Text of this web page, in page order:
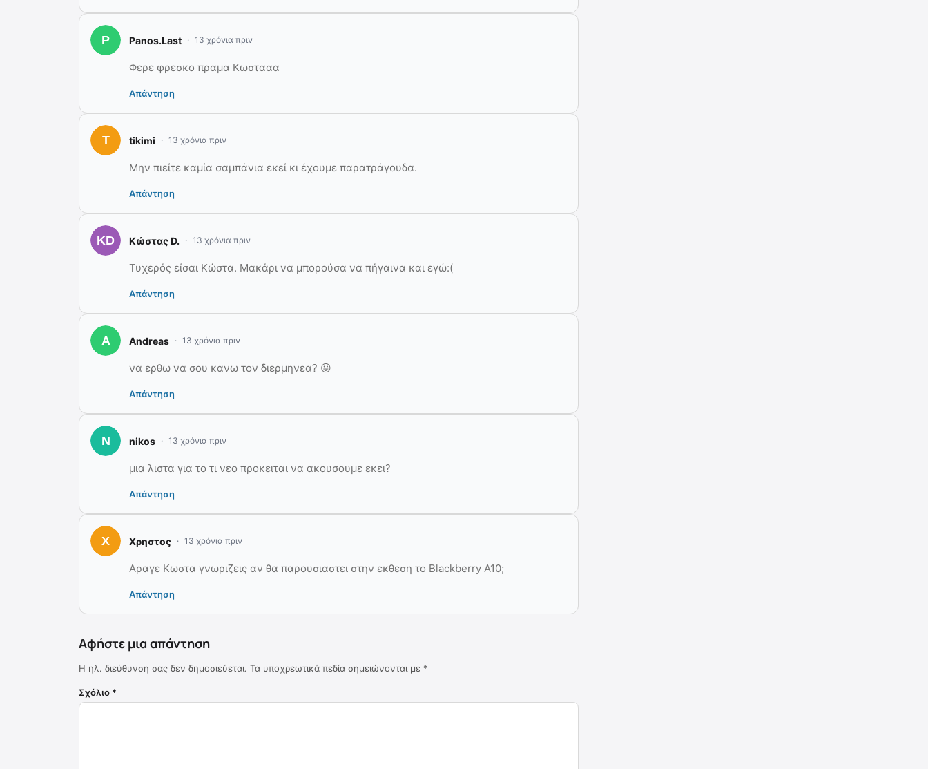
Panos.Last 13 χρόνια πριν
Φερε φρεσκο πραμα Κωστααα
Απάντηση
tikimi 13 χρόνια πριν
Μην πιείτε καμία σαμπάνια εκεί κι έχουμε παρατράγουδα.
Απάντηση
Κώστας D. 13 χρόνια πριν
Τυχερός είσαι Κώστα. Μακάρι να μπορούσα να πήγαινα και εγώ:(
Απάντηση
Andreas 13 χρόνια πριν
να ερθω να σου κανω τον διερμηνεα? 😛
Απάντηση
nikos 13 χρόνια πριν
μια λιστα για το τι νεο προκειται να ακουσουμε εκει?
Απάντηση
Χρηστος 13 χρόνια πριν
Αραγε Κωστα γνωριζεις αν θα παρουσιαστει στην εκθεση το Blackberry A10;
Απάντηση
Αφήστε μια απάντηση
Η ηλ. διεύθυνση σας δεν δημοσιεύεται. Τα υποχρεωτικά πεδία σημειώνονται με *
Σχόλιο *